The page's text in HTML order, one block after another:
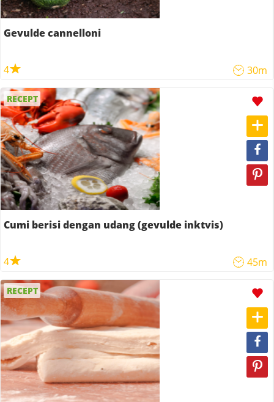
Gevulde cannelloni
4 30m
RECEPT
Cumi berisi dengan udang (gevulde inktvis)
4 45m
RECEPT